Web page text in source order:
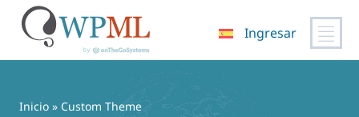
contenido
Ingresar
Inicio » Custom Theme